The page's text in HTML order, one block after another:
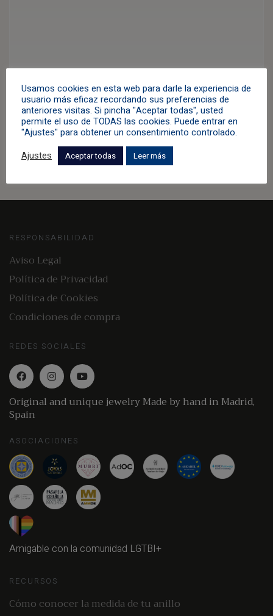
Sortija «Palma»
Anillos,Berilo,Oro Rojo,Verde
4.280,00€
RESPONSABILIDAD
Aviso Legal
Política de Privacidad
Política de Cookies
Condiciones de compra
REDES SOCIALES
Original and unique jewelry Made by hand in Madrid,
Spain
ASOCIACIONES
Amigable con la comunidad LGTBI+
RECURSOS
Cómo conocer la medida de tu anillo
Usamos cookies en esta web para darle la experiencia de
usuario más eficaz recordando sus preferencias de
anteriores visitas. Si pincha "Aceptar todas", usted
permite el uso de TODAS las cookies. Puede entrar en
"Ajustes" para obtener un consentimiento controlado.
Ajustes
Aceptar todas Leer más